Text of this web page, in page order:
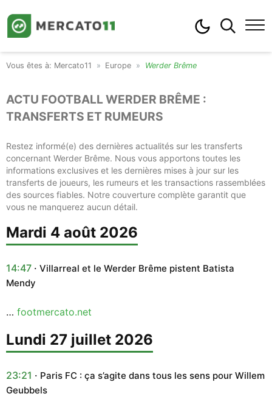
Mercato11 Europe Werder Brême
ACTU FOOTBALL WERDER BRÊME :
TRANSFERTS ET RUMEURS
Restez informé(e) des dernières actualités sur les transferts
concernant Werder Brême. Nous vous apportons toutes les
informations exclusives et les dernières mises à jour sur les
transferts de joueurs, les rumeurs et les transactions rassemblées
des sources fiables. Notre couverture complète garantit que
vous ne manquerez aucun détail.
mardi 4 août 2026
14:47
Villarreal et le Werder Brême pistent Batista
Mendy
… footmercato.net
lundi 27 juillet 2026
23:21
Paris FC : ça s’agite dans tous les sens pour Willem
Geubbels